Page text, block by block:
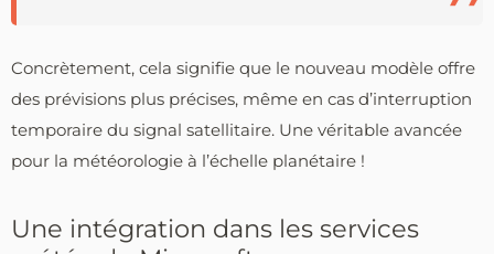
Concrètement, cela signifie que le nouveau modèle offre
des prévisions plus précises, même en cas d’interruption
temporaire du signal satellitaire. Une véritable avancée
pour la météorologie à l’échelle planétaire !
Une intégration dans les services